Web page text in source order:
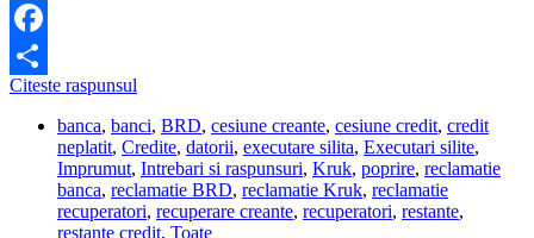
Facebook
Share
Citeste raspunsul
a
pus
poprire
pentru
un
credit
banca, banci, BRD, cesiune creante, cesiune credit, credit
neplatit, Credite, datorii, executare silita, Executari silite,
Imprumut, Intrebari si raspunsuri, Kruk, poprire, reclamatie
banca, reclamatie BRD, reclamatie Kruk, reclamatie
recuperatori, recuperare creante, recuperatori, restante,
restante credit, Toate